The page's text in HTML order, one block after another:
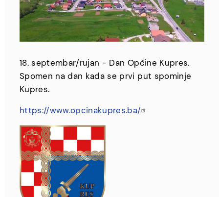
18. septembar/rujan - Dan Općine Kupres.
Spomen na dan kada se prvi put spominje
Kupres.
https://www.opcinakupres.ba/